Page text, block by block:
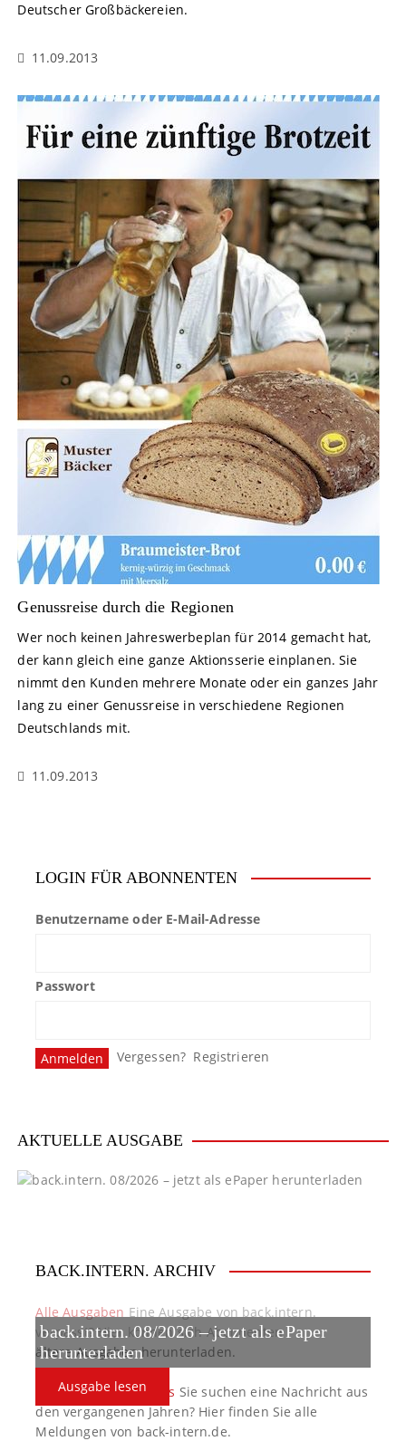
Deutscher Großbäckereien.
11.09.2013
Genussreise durch die Regionen
Wer noch keinen Jahreswerbeplan für 2014 gemacht hat,
der kann gleich eine ganze Aktionsserie einplanen. Sie
nimmt den Kunden mehrere Monate oder ein ganzes Jahr
lang zu einer Genussreise in verschiedene Regionen
Deutschlands mit.
11.09.2013
LOGIN FÜR ABONNENTEN
Benutzername oder E-Mail-Adresse
Passwort
Vergessen? Registrieren
AKTUELLE AUSGABE
back.intern. 08/2026 – jetzt als ePaper
herunterladen
Ausgabe lesen
BACK.INTERN. ARCHIV
Alle Ausgaben Eine Ausgabe von back.intern.
verpasst? Hier können sich Abonnenten
ältere Ausgaben herunterladen.
back.intern. Top-News Sie suchen eine Nachricht aus
den vergangenen Jahren? Hier finden Sie alle
Meldungen von back-intern.de.